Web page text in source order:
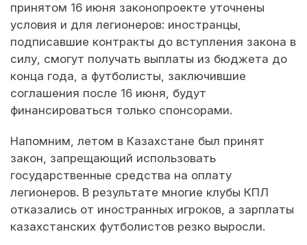
принятом 16 июня законопроекте уточнены
условия и для легионеров: иностранцы,
подписавшие контракты до вступления закона в
силу, смогут получать выплаты из бюджета до
конца года, а футболисты, заключившие
соглашения после 16 июня, будут
финансироваться только спонсорами.
Напомним, летом в Казахстане был принят
закон, запрещающий использовать
государственные средства на оплату
легионеров. В результате многие клубы КПЛ
отказались от иностранных игроков, а зарплаты
казахстанских футболистов резко выросли.